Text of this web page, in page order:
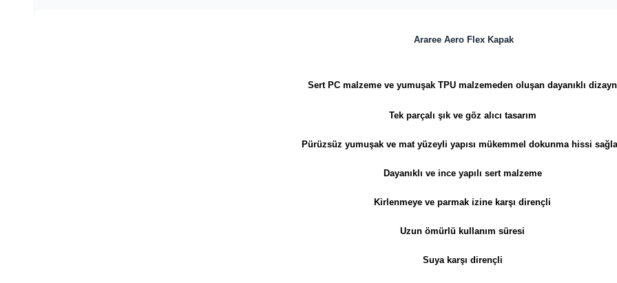
Araree Aero Flex Kapak
Sert PC malzeme ve yumuşak TPU malzemeden oluşan dayanıklı dizayn
Tek parçalı şık ve göz alıcı tasarım
Pürüzsüz yumuşak ve mat yüzeyli yapısı mükemmel dokunma hissi
Dayanıklı ve ince yapılı sert malzeme
Kirlenmeye ve parmak izine karşı dirençli
Uzun ömürlü kullanım süresi
Suya karşı dirençli